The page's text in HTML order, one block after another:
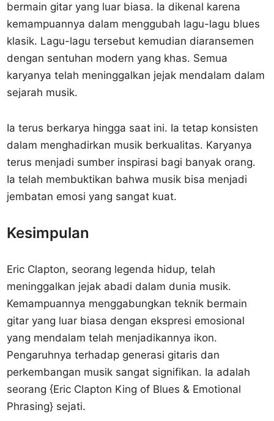
bermain gitar yang luar biasa. Ia dikenal karena
kemampuannya dalam menggubah lagu-lagu blues
klasik. Lagu-lagu tersebut kemudian diaransemen
dengan sentuhan modern yang khas. Semua
karyanya telah meninggalkan jejak mendalam dalam
sejarah musik.
Ia terus berkarya hingga saat ini. Ia tetap konsisten
dalam menghadirkan musik berkualitas. Karyanya
terus menjadi sumber inspirasi bagi banyak orang.
Ia telah membuktikan bahwa musik bisa menjadi
jembatan emosi yang sangat kuat.
Kesimpulan
Eric Clapton, seorang legenda hidup, telah
meninggalkan jejak abadi dalam dunia musik.
Kemampuannya menggabungkan teknik bermain
gitar yang luar biasa dengan ekspresi emosional
yang mendalam telah menjadikannya ikon.
Pengaruhnya terhadap generasi gitaris dan
perkembangan musik sangat signifikan. Ia adalah
seorang {Eric Clapton King of Blues & Emotional
Phrasing} sejati.